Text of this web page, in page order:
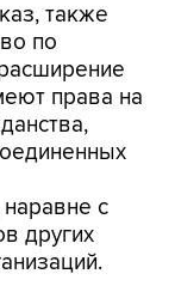
также
по
права на
наравне с
других